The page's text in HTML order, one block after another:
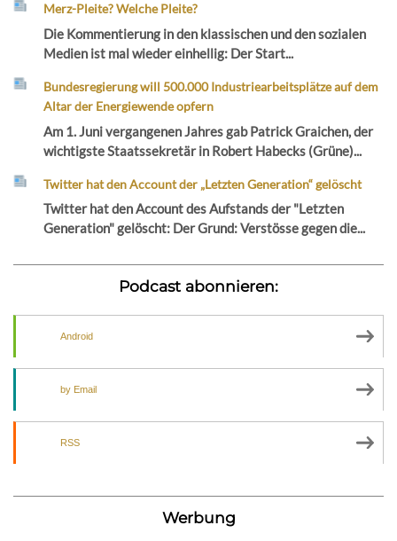
Merz-Pleite? Welche Pleite?
Die Kommentierung in den klassischen und den sozialen
Medien ist mal wieder einhellig: Der Start...
Bundesregierung will 500.000 Industriearbeitsplätze auf dem
Altar der Energiewende opfern
Am 1. Juni vergangenen Jahres gab Patrick Graichen, der
wichtigste Staatssekretär in Robert Habecks (Grüne)...
Twitter hat den Account der „Letzten Generation“ gelöscht
Twitter hat den Account des Aufstands der "Letzten
Generation" gelöscht: Der Grund: Verstösse gegen die...
Podcast abonnieren:
Android
by Email
RSS
Werbung